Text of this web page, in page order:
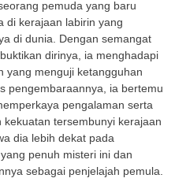
pemuda yang baru
di kerajaan labirin yang
di dunia. Dengan semangat
dirinya, ia menghadapi
yang menguji ketangguhan
pengembaraannya, ia bertemu
pengalaman serta
tersembunyi kerajaan
dia lebih dekat pada
penuh misteri ini dan
sebagai penjelajah pemula.